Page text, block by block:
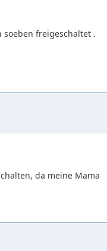
freigeschaltet .
da meine Mama